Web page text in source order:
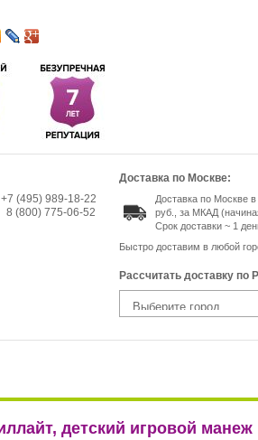
+7 (495) 989-18-22
8 (800) 775-06-52
Доставка по Москве:
Доставка по Москве
руб., за МКАД
Срок доставки ~ 1
Быстро доставим в любой
Рассчитать доставку по
детский игровой манеж